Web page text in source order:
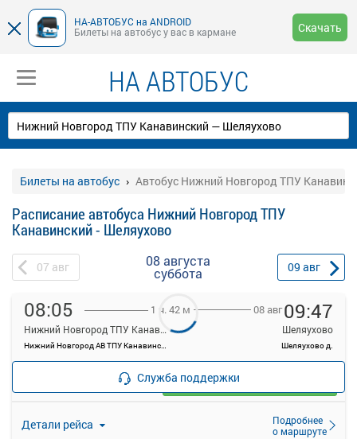
НА-АВТОБУС на ANDROID
Билеты на автобус у вас в кармане
Скачать
НА АВТОБУС
Билеты на автобус Автобус Нижний Новгород ТПУ
Расписание автобуса Нижний Новгород ТПУ
Канавинский - Шеляухово
07 авг 08 августа
суббота 09 авг
08:05
Нижний Новгород ТПУ Канавинский
Нижний Новгород АВ ТПУ Канавинский
1 ч. 42 м 08 авг09:47
Шеляухово
Шеляухово д.
Детали рейса
Подробнее
о маршруте
—
Загрузить цену
Служба поддержки